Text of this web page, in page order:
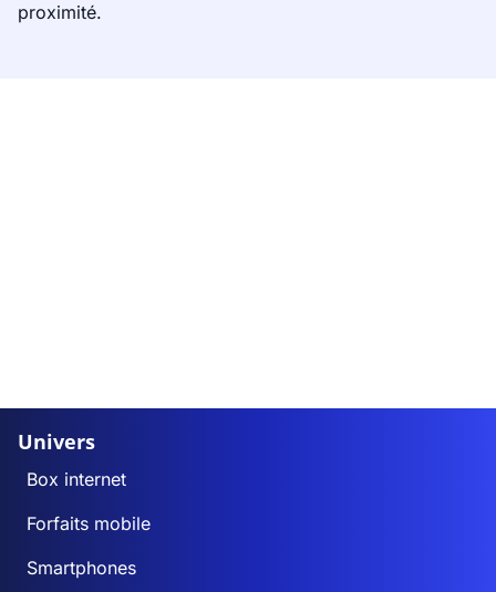
proximité.
Univers
Box internet
Forfaits mobile
Smartphones